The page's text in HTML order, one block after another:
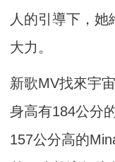
人的引導下，
大力。
新歌MV找來宇
身高有184公分
157公分高的